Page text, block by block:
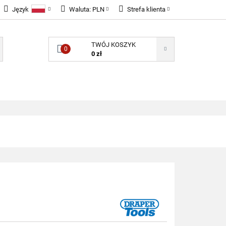
Język Waluta: PLN
EUR
GBP
Strefa klienta
Zarejestruj się
Dodaj zgłoszenie
0
TWÓJ KOSZYK
0 zł